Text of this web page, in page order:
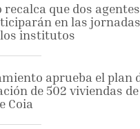
recalca que dos
en las
institutos
aprueba el plan
de 502 viviendas
Coia